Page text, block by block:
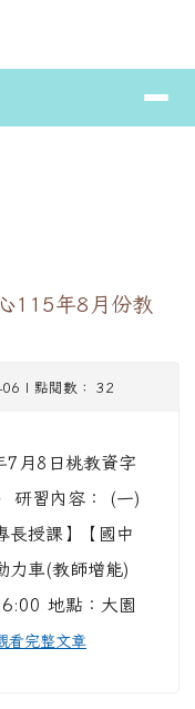
⏸
115年8月份教
| 點閱數： 32
7月8日桃教資字
研習內容： (一)
長授課】【國中
力車(教師增能)
地點：大園
看完整文章